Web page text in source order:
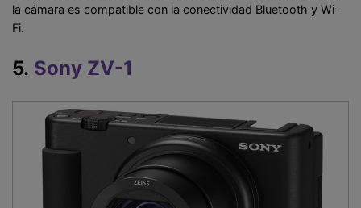
la cámara es compatible con la conectividad Bluetooth y Wi-
Fi.
5. Sony ZV-1